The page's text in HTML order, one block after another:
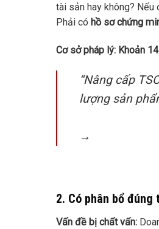
tài sản hay không? Nếu
Phải có hồ sơ chứng
Cơ sở pháp lý: Khoản
“Nâng cấp
lượng sản
→
2. Có phân bổ
Vấn đề bị chất vấn: